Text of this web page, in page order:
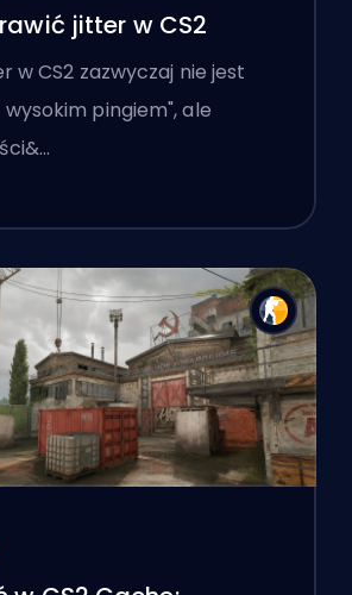
jitter w CS2
w CS2 zazwyczaj nie jest
pingiem", ale